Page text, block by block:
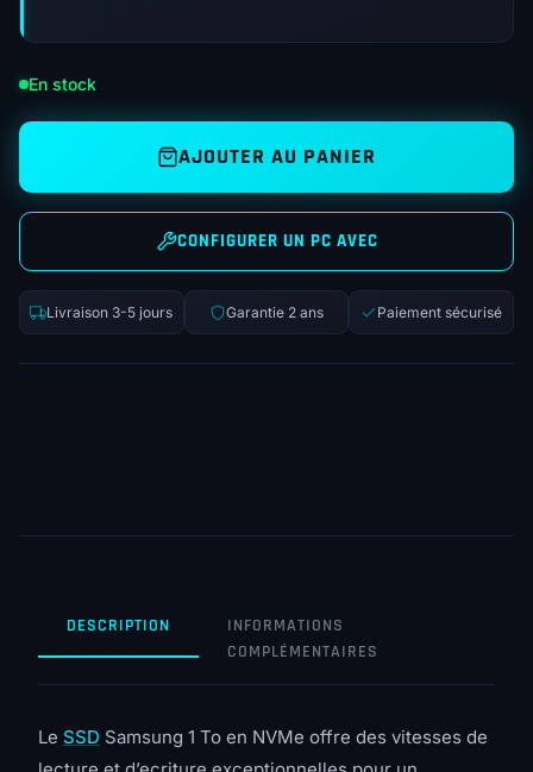
En stock
AJOUTER AU PANIER
CONFIGURER UN PC AVEC
Livraison 3-5 jours Garantie 2 ans Paiement sécurisé
DESCRIPTION
INFORMATIONS
COMPLÉMENTAIRES
Le SSD Samsung 1 To en NVMe offre des vitesses de